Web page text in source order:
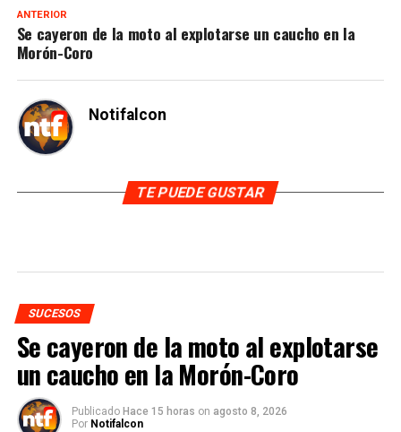
ANTERIOR
Se cayeron de la moto al explotarse un caucho en la
Morón-Coro
Notifalcon
TE PUEDE GUSTAR
SUCESOS
Se cayeron de la moto al explotarse
un caucho en la Morón-Coro
Publicado Hace 15 horas on agosto 8, 2026
Por Notifalcon